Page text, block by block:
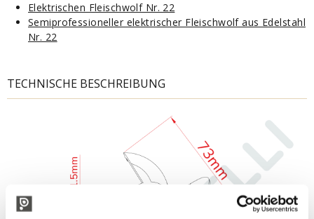
Elektrischen Fleischwolf Nr. 22
Semiprofessioneller elektrischer Fleischwolf aus Edelstahl
Nr. 22
TECHNISCHE BESCHREIBUNG